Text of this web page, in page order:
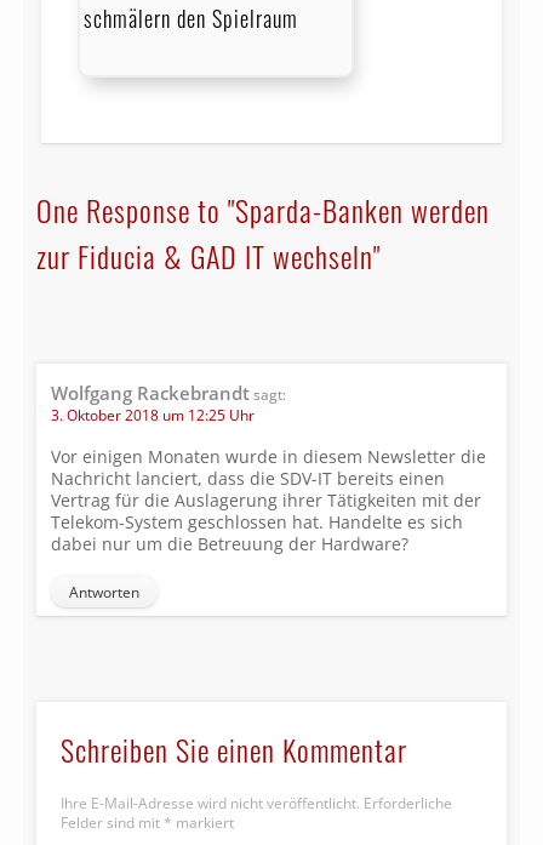
schmälern den Spielraum
One Response to "Sparda-Banken werden
zur Fiducia & GAD IT wechseln"
Wolfgang Rackebrandtsagt:
3. Oktober 2018 um 12:25 Uhr
Vor einigen Monaten wurde in diesem Newsletter die
Nachricht lanciert, dass die SDV-IT bereits einen
Vertrag für die Auslagerung ihrer Tätigkeiten mit der
Telekom-System geschlossen hat. Handelte es sich
dabei nur um die Betreuung der Hardware?
Antworten
Schreiben Sie einen Kommentar
Ihre E-Mail-Adresse wird nicht veröffentlicht. Erforderliche
Felder sind mit * markiert